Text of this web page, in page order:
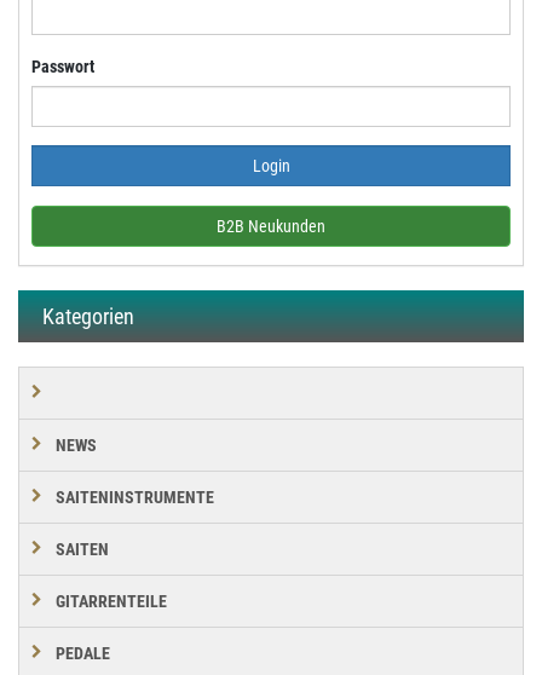
Passwort
B2B Neukunden
Kategorien
NEWS
SAITENINSTRUMENTE
SAITEN
GITARRENTEILE
PEDALE